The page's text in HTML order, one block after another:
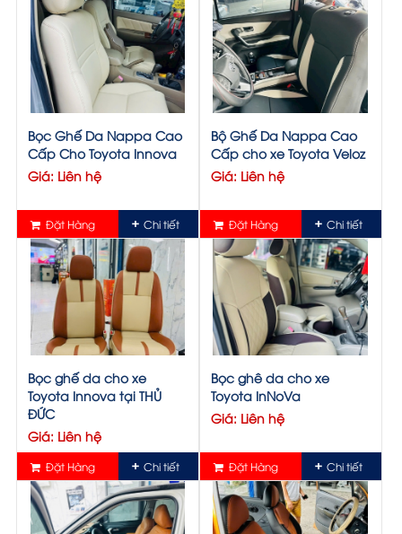
Bọc Ghế Da Nappa Cao
Cấp Cho Toyota Innova
Giá: Liên hệ
Đặt Hàng Chi tiết
Bộ Ghế Da Nappa Cao
Cấp cho xe Toyota Veloz
Giá: Liên hệ
Đặt Hàng Chi tiết
Bọc ghế da cho xe
Toyota Innova tại THỦ
ĐỨC
Giá: Liên hệ
Đặt Hàng Chi tiết
Bọc ghê da cho xe
Toyota InNoVa
Giá: Liên hệ
Đặt Hàng Chi tiết